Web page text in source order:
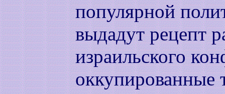
популярной
выдадут рецепт
израильского
оккупированные